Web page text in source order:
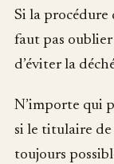
Si la procédure
faut pas
d’éviter la
N’importe qui
si le titulaire de
toujours